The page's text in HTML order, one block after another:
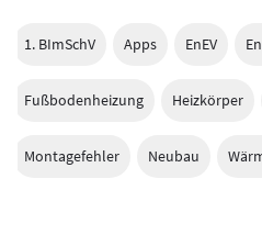
1. BImSchV Apps EnEV
Fußbodenheizung Heizkörper
Montagefehler Neubau